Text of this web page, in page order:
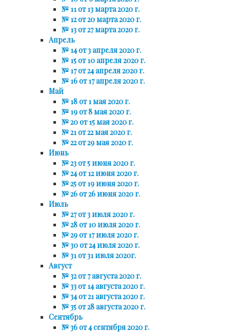
№ 11 от 13 марта 2020 г.
№ 12 от 20 марта 2020 г.
№ 13 от 27 марта 2020 г.
Апрель
№ 14 от 3 апреля 2020 г.
№ 15 от 10 апреля 2020 г.
№ 17 от 24 апреля 2020 г.
№ 16 от 17 апреля 2020 г.
Май
№ 18 от 1 мая 2020 г.
№ 19 от 8 мая 2020 г.
№ 20 от 15 мая 2020 г.
№ 21 от 22 мая 2020 г.
№ 22 от 29 мая 2020 г.
Июнь
№ 23 от 5 июня 2020 г.
№ 24 от 12 июня 2020 г.
№ 25 от 19 июня 2020 г.
№ 26 от 26 июня 2020 г.
Июль
№ 27 от 3 июля 2020 г.
№ 28 от 10 июля 2020 г.
№ 29 от 17 июля 2020 г.
№ 30 от 24 июля 2020 г.
№ 31 от 31 июля 2020г.
Август
№ 32 от 7 августа 2020 г.
№ 33 от 14 августа 2020 г.
№ 34 от 21 августа 2020 г.
№ 35 от 28 августа 2020 г.
Сентябрь
№ 36 от 4 сентября 2020 г.